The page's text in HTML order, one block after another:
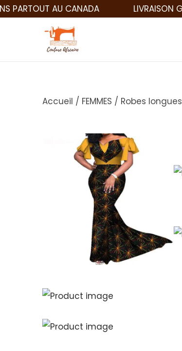
AU CANADA LIVRAISON
Accueil / FEMMES / Robes